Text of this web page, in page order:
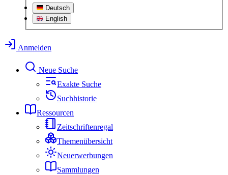
Deutsch
English
Anmelden
Neue Suche
Exakte Suche
Suchhistorie
Ressourcen
Zeitschriftenregal
Themenübersicht
Neuerwerbungen
Sammlungen